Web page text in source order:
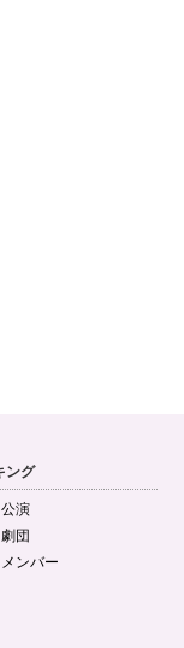
ング
演
団
ンバー